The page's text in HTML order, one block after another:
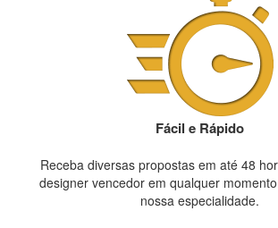
Fácil e Rápido
Receba diversas propostas em até 48
designer vencedor em qualquer
nossa especialidade.